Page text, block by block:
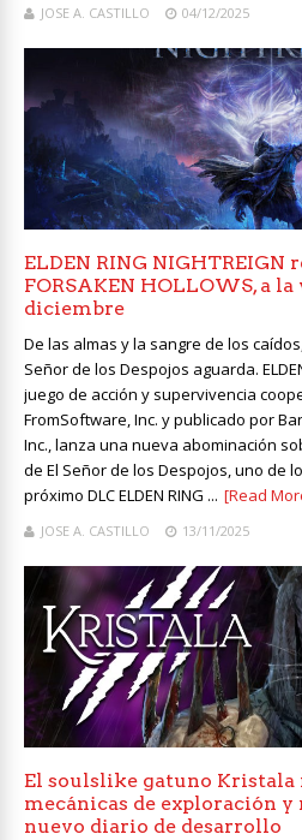
JOSE A. CASTILLO 04/12/2025
ELDEN RING NIGHTREIGN
FORSAKEN HOLLOWS, a la
diciembre
De las almas y la sangre de los
Señor de los Despojos aguarda.
juego de acción y supervivencia
FromSoftware, Inc. y publicado por
Inc., lanza una nueva abominación
de El Señor de los Despojos, uno de
próximo DLC ELDEN RING ... [Read
JOSE A. CASTILLO 13/11/2025
El soulslike gatuno Kristala
mecánicas de exploración
nuevo diario de desarrollo